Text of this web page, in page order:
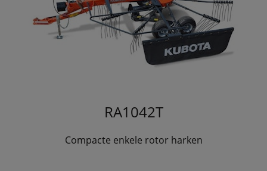
RA1042T
Compacte enkele rotor harken